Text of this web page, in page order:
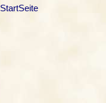
StartSeite